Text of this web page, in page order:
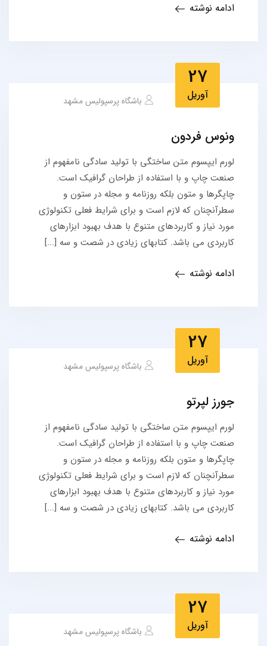
ادامه نوشته
27
آوریل باشگاه پرسپولیس مشهد
ونوس فردون
لورم ایپسوم متن ساختگی با تولید سادگی نامفهوم از
صنعت چاپ و با استفاده از طراحان گرافیک است.
چاپگرها و متون بلکه روزنامه و مجله در ستون و
سطرآنچنان که لازم است و برای شرایط فعلی تکنولوژی
مورد نیاز و کاربردهای متنوع با هدف بهبود ابزارهای
کاربردی می باشد. کتابهای زیادی در شصت و سه [...]
ادامه نوشته
27
آوریل باشگاه پرسپولیس مشهد
جورز لپرتو
لورم ایپسوم متن ساختگی با تولید سادگی نامفهوم از
صنعت چاپ و با استفاده از طراحان گرافیک است.
چاپگرها و متون بلکه روزنامه و مجله در ستون و
سطرآنچنان که لازم است و برای شرایط فعلی تکنولوژی
مورد نیاز و کاربردهای متنوع با هدف بهبود ابزارهای
کاربردی می باشد. کتابهای زیادی در شصت و سه [...]
ادامه نوشته
27
آوریل باشگاه پرسپولیس مشهد